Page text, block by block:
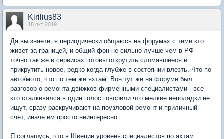
Kirilius83
18 окт 2019
Да вы знаете, я периодически общаюсь на форумах с теми кто
живет за границей, и общий фон не сильно лучше чем в РФ -
точно так же в сервисах готовы открутить сломавшееся и
прикрутить новое, редко когда глубже в состоянии влезть. Что по
авто/мото, что по тем же яхтам. Вон тут же на форуме был
разговор о ремонта движков фирменными специалистами - все
кто сталкивался в один голос говорили что мелкие неполадки не
ищут, сразу раскручивают на поузловой ремонт и приличный
счет, иначе им просто неинтересно.
Я соглашусь, что в Швеции уровень специалистов по яхтам